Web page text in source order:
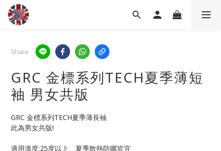
Share
GRC 金標系列TECH夏季薄短
袖 男女共版
GRC 金標系列TECH夏季薄長袖
此為男女共版!
適用溫度:25度以上、夏季散熱防曬皆宜